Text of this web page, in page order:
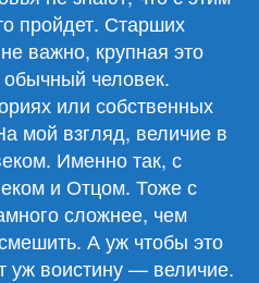
пройдет. Старших
важно, крупная это
человек.
или собственных
мой взгляд, величие в
Именно так, с
и Отцом. Тоже с
сложнее, чем
А уж чтобы это
воистину — величие.